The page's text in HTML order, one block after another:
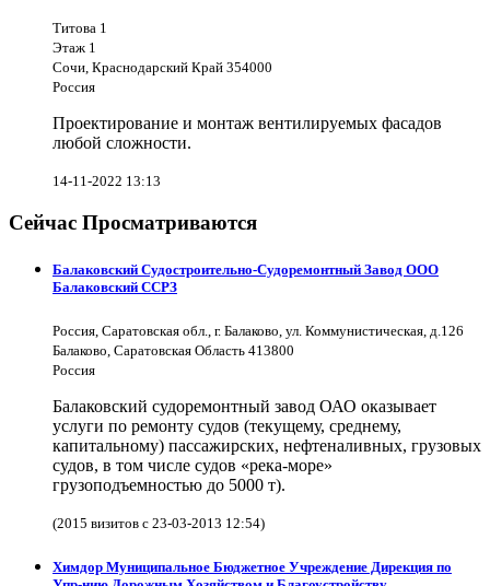
Титова 1
Этаж 1
Сочи, Краснодарский Край 354000
Россия
Проектирование и монтаж вентилируемых фасадов
любой сложности.
14-11-2022 13:13
Сейчас Просматриваются
Балаковский Судостроительно-Судоремонтный Завод ООО
Балаковский ССРЗ
Россия, Саратовская обл., г. Балаково, ул. Коммунистическая, д.126
Балаково, Саратовская Область 413800
Россия
Балаковский судоремонтный завод ОАО оказывает
услуги по ремонту судов (текущему, среднему,
капитальному) пассажирских, нефтеналивных, грузовых
судов, в том числе судов «река-море»
грузоподъемностью до 5000 т).
(2015 визитов с 23-03-2013 12:54)
Химдор Муниципальное Бюджетное Учреждение Дирекция по